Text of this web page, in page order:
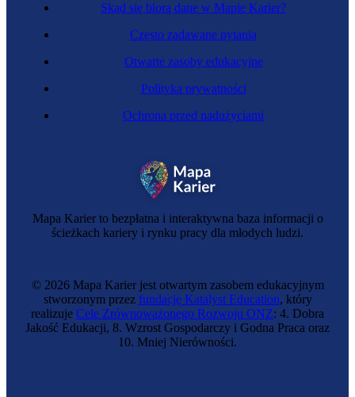
Mapa Karier to bezpłatna i interaktywna baza informacji o
ścieżkach kariery i rynku pracy dla młodych ludzi.
Skąd się biorą dane w Mapie Karier?
Często zadawane pytania
Otwarte zasoby edukacyjne
Polityka prywatności
Ochrona przed nadużyciami
© 2026 Mapa Karier jest otwartym zasobem edukacyjnym
stworzonym przez fundację Katalyst Education, który
realizuje Cele Zrównoważonego Rozwoju ONZ: 4. Dobra
Jakość Edukacji, 8. Wzrost Gospodarczy i Godna Praca oraz
10. Mniej Nierówności.